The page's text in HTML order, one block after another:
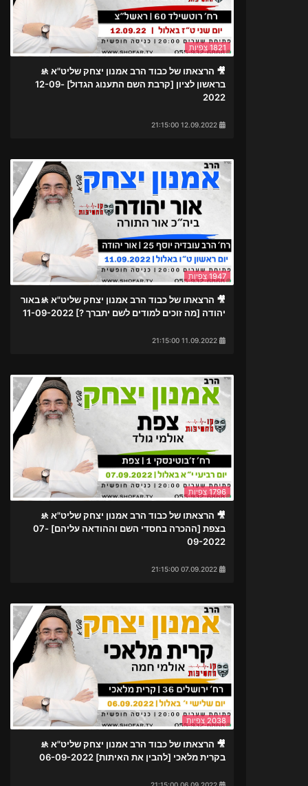
1821 צפיות
🎥 הרצאתו של כבוד הרב אמנון יצחק שליט"א 🚸
בראשון לציון [קרבת השם התענוג הגדול] 12-09-
2022
1947 צפיות
🎥 הרצאתו של כבוד הרב אמנון יצחק שליט"א 🚸באור
יהודה [מה זוכים למודים לשם יתברך ?] 11-09-2022
1796 צפיות
🎥 הרצאתו של כבוד הרב אמנון יצחק שליט"א 🚸
בצפת [ההכרה בחסדי השם וההודאה עליהם] 07-
09-2022
2038 צפיות
🎥 הרצאתו של כבוד הרב אמנון יצחק שליט"א 🚸
בקרית מלאכי [להבין את האיתות] 06-09-2022